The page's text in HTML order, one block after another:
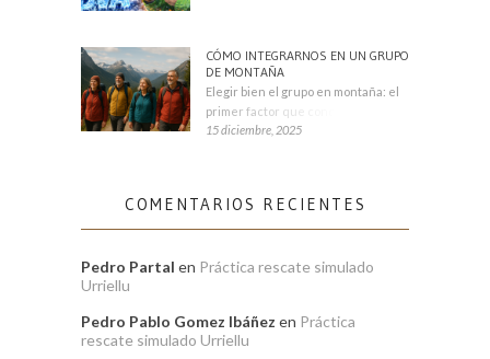
CÓMO INTEGRARNOS EN UN GRUPO
DE MONTAÑA
Elegir bien el grupo en montaña: el
primer factor que condiciona tu
15 diciembre, 2025
COMENTARIOS RECIENTES
Pedro Partal en Práctica rescate simulado
Urriellu
Pedro Pablo Gomez Ibáñez en Práctica
rescate simulado Urriellu